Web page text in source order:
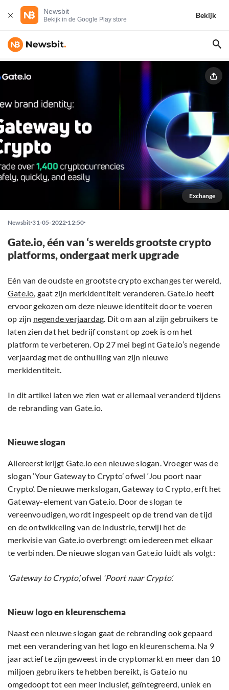
Newsbit
Bekijk in de Google Play store
Bekijk
Exchange
Newsbit 31-05-2022 12:50
Gate.io, één van ‘s werelds grootste crypto
platforms, ondergaat merk upgrade
Eén van de oudste en grootste crypto exchanges ter wereld,
Gate.io, gaat zijn merkidentiteit veranderen. Gate.io heeft
ervoor gekozen om deze nieuwe identiteit door te voeren
op zijn negende verjaardag. Dit om aan al zijn gebruikers te
laten zien dat het bedrijf constant op zoek is om het
platform te verbeteren. Op 27 mei begint Gate.io’s negende
verjaardag met de onthulling van zijn nieuwe
merkidentiteit.
In dit artikel laten we zien wat er allemaal veranderd tijdens
de rebranding van Gate.io.
Nieuwe slogan
Allereerst krijgt Gate.io een nieuwe slogan. Vroeger was de
slogan ‘Your Gateway to Crypto’ ofwel ‘Jou poort naar
Crypto’. De nieuwe merkslogan, Gateway to Crypto, erft het
Gateway-element van Gate.io. Door de slogan te
vereenvoudigen, wordt ingespeelt op de trend van de tijd
en de ontwikkeling van de industrie, terwijl het de
merkvisie van Gate.io overbrengt om iedereen met elkaar
te verbinden. De nieuwe slogan van Gate.io luidt als volgt:
‘Gateway to Crypto’,ofwel ‘Poort naar Crypto’.
Nieuw logo en kleurenschema
Naast een nieuwe slogan gaat de rebranding ook gepaard
met een verandering van het logo en kleurenschema. Na 9
jaar actief te zijn geweest in de cryptomarkt en meer dan 10
miljoen gebruikers te hebben bereikt, is Gate.io nu
omgedoopt tot een meer inclusief, geïntegreerd, uniek en